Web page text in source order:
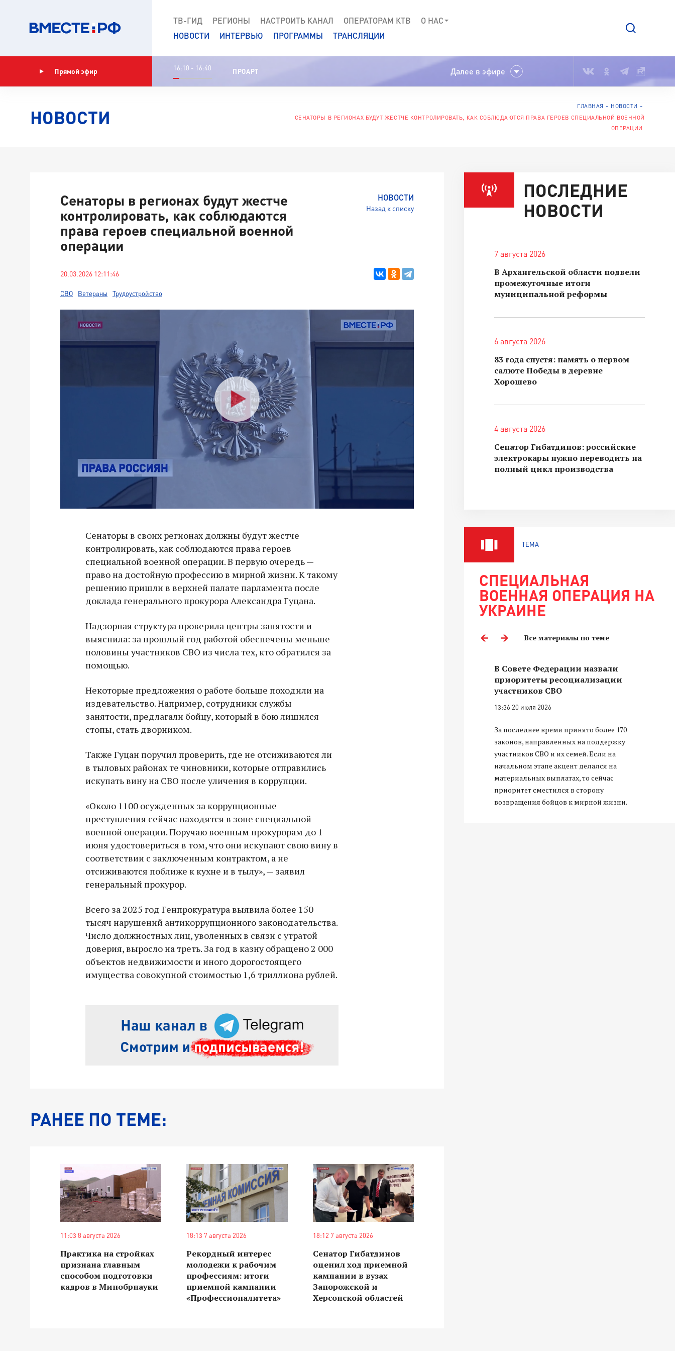
ТВ-ГИД РЕГИОНЫ НАСТРОИТЬ КАНАЛ ОПЕРАТОРАМ КТВ
О НАС
НОВОСТИ
ИНТЕРВЬЮ ПРОГРАММЫ ТРАНСЛЯЦИИ
Прямой эфир 16:10 - 16:40 ПРОАРТ Далее в эфире
НОВОСТИ
ГЛАВНАЯ
НОВОСТИ
СЕНАТОРЫ В РЕГИОНАХ БУДУТ ЖЕСТЧЕ КОНТРОЛИРОВАТЬ, КАК СОБЛЮДАЮТСЯ ПРАВА ГЕРОЕВ СПЕЦИАЛЬНОЙ ВОЕННОЙ
ОПЕРАЦИИ
НОВОСТИ
Назад к списку
Сенаторы в регионах будут жестче
контролировать, как соблюдаются
права героев специальной военной
операции
20.03.2026 12:11:46
СВО Ветераны Трудоустройство
Сенаторы в своих регионах должны будут жестче
контролировать, как соблюдаются права героев
специальной военной операции. В первую очередь —
право на достойную профессию в мирной жизни. К такому
решению пришли в верхней палате парламента после
доклада генерального прокурора Александра Гуцана.
Надзорная структура проверила центры занятости и
выяснила: за прошлый год работой обеспечены меньше
половины участников СВО из числа тех, кто обратился за
помощью.
Некоторые предложения о работе больше походили на
издевательство. Например, сотрудники службы
занятости, предлагали бойцу, который в бою лишился
стопы, стать дворником.
Также Гуцан поручил проверить, где не отсиживаются ли
в тыловых районах те чиновники, которые отправились
искупать вину на СВО после уличения в коррупции.
«Около 1100 осужденных за коррупционные
преступления сейчас находятся в зоне специальной
военной операции. Поручаю военным прокурорам до 1
июня удостовериться в том, что они искупают свою вину в
соответствии с заключенным контрактом, а не
отсиживаются поближе к кухне и в тылу», — заявил
генеральный прокурор.
Всего за 2025 год Генпрокуратура выявила более 150
тысяч нарушений антикоррупционного законодательства.
Число должностных лиц, уволенных в связи с утратой
доверия, выросло на треть. За год в казну обращено 2 000
объектов недвижимости и иного дорогостоящего
имущества совокупной стоимостью 1,6 триллиона рублей.
РАНЕЕ ПО ТЕМЕ:
11:03 8 августа 2026
Практика на стройках
признана главным
способом подготовки
кадров в Минобрнауки
18:13 7 августа 2026
Рекордный интерес
молодежи к рабочим
профессиям: итоги
приемной кампании
«Профессионалитета»
18:12 7 августа 2026
Сенатор Гибатдинов
оценил ход приемной
кампании в вузах
Запорожской и
Херсонской областей
ПОСЛЕДНИЕ
НОВОСТИ
7 августа 2026
В Архангельской области подвели
промежуточные итоги
муниципальной реформы
6 августа 2026
83 года спустя: память о первом
салюте Победы в деревне
Хорошево
4 августа 2026
Сенатор Гибатдинов: российские
электрокары нужно переводить на
полный цикл производства
ТЕМА
СПЕЦИАЛЬНАЯ
ВОЕННАЯ ОПЕРАЦИЯ НА
УКРАИНЕ
Все материалы по теме
18:30 10 сентября 2025
Владимир Якушев сопровождает грузы
В Совете Федерации назвали
приоритеты ресоциализации
участников СВО
13:36 20 июля 2026
За последнее время принято более 170
законов, направленных на поддержку
участников СВО и их семей. Если на
начальном этапе акцент делался на
материальных выплатах, то сейчас
приоритет сместился в сторону
возвращения бойцов к мирной жизни.